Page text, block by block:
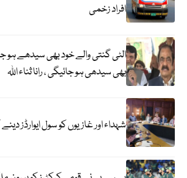
افراد زخمی
الٹی گنتی والے خود بھی سیدھے ہو
بھی سیدھی ہو جائیگی ، رانا ثناء اللہ
شہداء اور غازیوں کو سول ایوارڈز